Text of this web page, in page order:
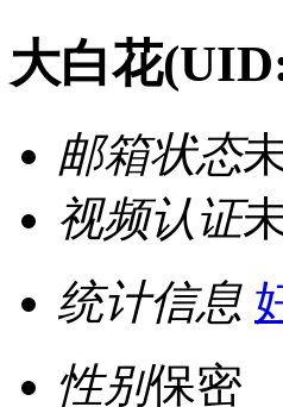
大白花
邮箱状态
视频认证
统计信息
性别保密